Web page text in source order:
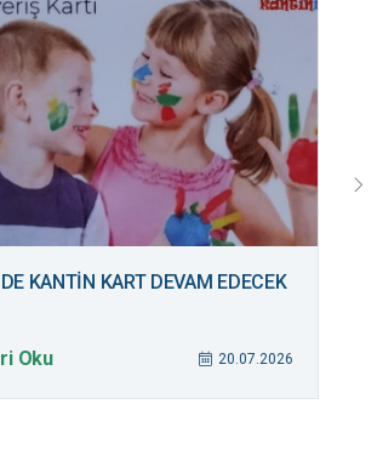
KANTİN KART DEVAM EDECEK
Oku 20.07.2026